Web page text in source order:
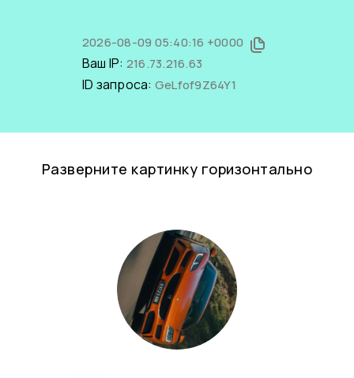
2026-08-09 05:40:16 +0000
Ваш IP: 216.73.216.63
ID запроса: GeLfof9Z64Y1
Разверните картинку горизонтально